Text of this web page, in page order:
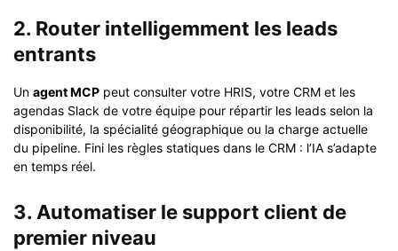
2. Router intelligemment les leads
entrants
Un agent MCP peut consulter votre HRIS, votre CRM et les
agendas Slack de votre équipe pour répartir les leads selon la
disponibilité, la spécialité géographique ou la charge actuelle
du pipeline. Fini les règles statiques dans le CRM : l’IA s’adapte
en temps réel.
3. Automatiser le support client de
premier niveau